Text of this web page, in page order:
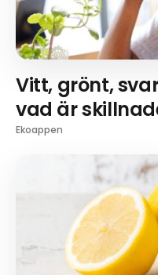
Vitt, grönt,
vad är
Ekoappen